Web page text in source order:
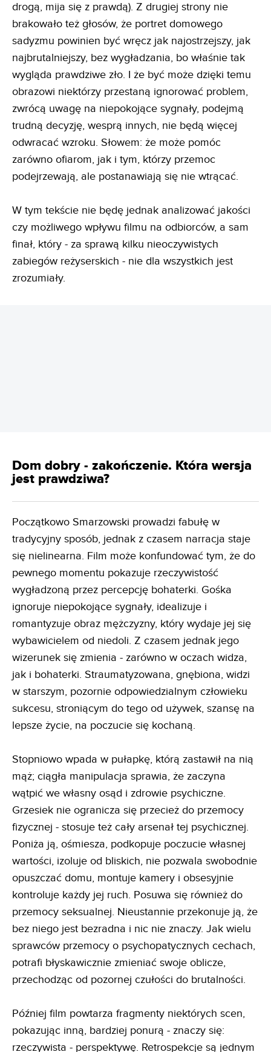
drogą, mija się z prawdą). Z drugiej strony nie
brakowało też głosów, że portret domowego
sadyzmu powinien być wręcz jak najostrzejszy, jak
najbrutalniejszy, bez wygładzania, bo właśnie tak
wygląda prawdziwe zło. I że być może dzięki temu
obrazowi niektórzy przestaną ignorować problem,
zwrócą uwagę na niepokojące sygnały, podejmą
trudną decyzję, wesprą innych, nie będą więcej
odwracać wzroku. Słowem: że może pomóc
zarówno ofiarom, jak i tym, którzy przemoc
podejrzewają, ale postanawiają się nie wtrącać.
W tym tekście nie będę jednak analizować jakości
czy możliwego wpływu filmu na odbiorców, a sam
finał, który - za sprawą kilku nieoczywistych
zabiegów reżyserskich - nie dla wszystkich jest
zrozumiały.
Dom dobry - zakończenie. Która wersja
jest prawdziwa?
Początkowo Smarzowski prowadzi fabułę w
tradycyjny sposób, jednak z czasem narracja staje
się nielinearna. Film może konfundować tym, że do
pewnego momentu pokazuje rzeczywistość
wygładzoną przez percepcję bohaterki. Gośka
ignoruje niepokojące sygnały, idealizuje i
romantyzuje obraz mężczyzny, który wydaje jej się
wybawicielem od niedoli. Z czasem jednak jego
wizerunek się zmienia - zarówno w oczach widza,
jak i bohaterki. Straumatyzowana, gnębiona, widzi
w starszym, pozornie odpowiedzialnym człowieku
sukcesu, stroniącym do tego od używek, szansę na
lepsze życie, na poczucie się kochaną.
Stopniowo wpada w pułapkę, którą zastawił na nią
mąż; ciągła manipulacja sprawia, że zaczyna
wątpić we własny osąd i zdrowie psychiczne.
Grzesiek nie ogranicza się przecież do przemocy
fizycznej - stosuje też cały arsenał tej psychicznej.
Poniża ją, ośmiesza, podkopuje poczucie własnej
wartości, izoluje od bliskich, nie pozwala swobodnie
opuszczać domu, montuje kamery i obsesyjnie
kontroluje każdy jej ruch. Posuwa się również do
przemocy seksualnej. Nieustannie przekonuje ją, że
bez niego jest bezradna i nic nie znaczy. Jak wielu
sprawców przemocy o psychopatycznych cechach,
potrafi błyskawicznie zmieniać swoje oblicze,
przechodząc od pozornej czułości do brutalności.
Później film powtarza fragmenty niektórych scen,
pokazując inną, bardziej ponurą - znaczy się:
rzeczywista - perspektywę. Retrospekcje są jednym